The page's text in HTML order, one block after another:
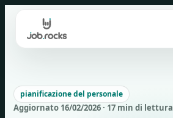
content
pianificazione del personale
Aggiornato 16/02/2026 · 17 min di lettura